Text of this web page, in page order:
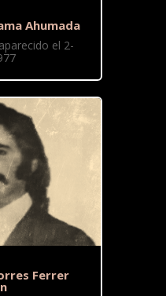
Ahumada
el 2-
Ferrer